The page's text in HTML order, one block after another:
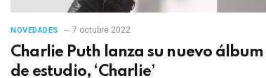
NOVEDADES 7 octubre 2022
Charlie Puth lanza su nuevo álbum
de estudio, ‘Charlie’